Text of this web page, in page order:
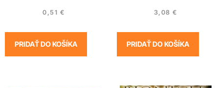
0,51 €
PRIDAŤ DO KOŠÍKA
3,08 €
PRIDAŤ DO KOŠÍKA